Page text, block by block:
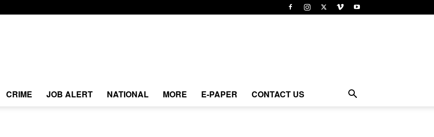
CRIME JOB ALERT NATIONAL MORE E-PAPER CONTACT US